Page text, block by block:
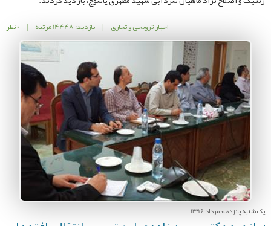
اخبار ترویجی و تجاری | بازدید: 14448 مرتبه | 0 نظر
یک شنبه پانزدهم مرداد 1396